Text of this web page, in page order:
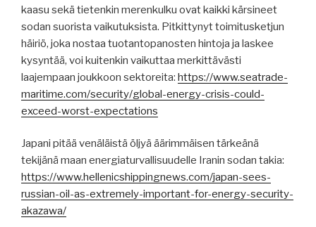
kaasu sekä tietenkin merenkulku ovat kaikki kärsineet
sodan suorista vaikutuksista. Pitkittynyt toimitusketjun
häiriö, joka nostaa tuotantopanosten hintoja ja laskee
kysyntää, voi kuitenkin vaikuttaa merkittävästi
laajempaan joukkoon sektoreita: https://www.seatrade-
maritime.com/security/global-energy-crisis-could-
exceed-worst-expectations
Japani pitää venäläistä öljyä äärimmäisen tärkeänä
tekijänä maan energiaturvallisuudelle Iranin sodan takia:
https://www.hellenicshippingnews.com/japan-sees-
russian-oil-as-extremely-important-for-energy-security-
akazawa/